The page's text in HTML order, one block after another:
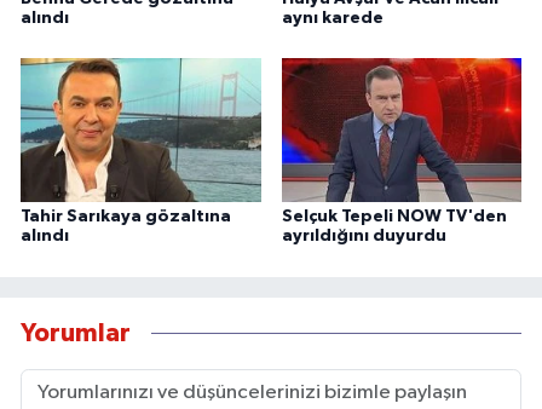
alındı
aynı karede
Tahir Sarıkaya gözaltına
alındı
Selçuk Tepeli NOW TV'den
ayrıldığını duyurdu
Yorumlar